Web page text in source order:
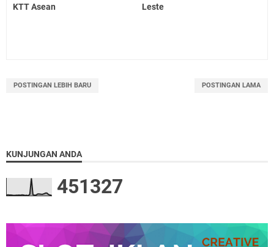
KTT Asean
Leste
POSTINGAN LEBIH BARU POSTINGAN LAMA
KUNJUNGAN ANDA
451327